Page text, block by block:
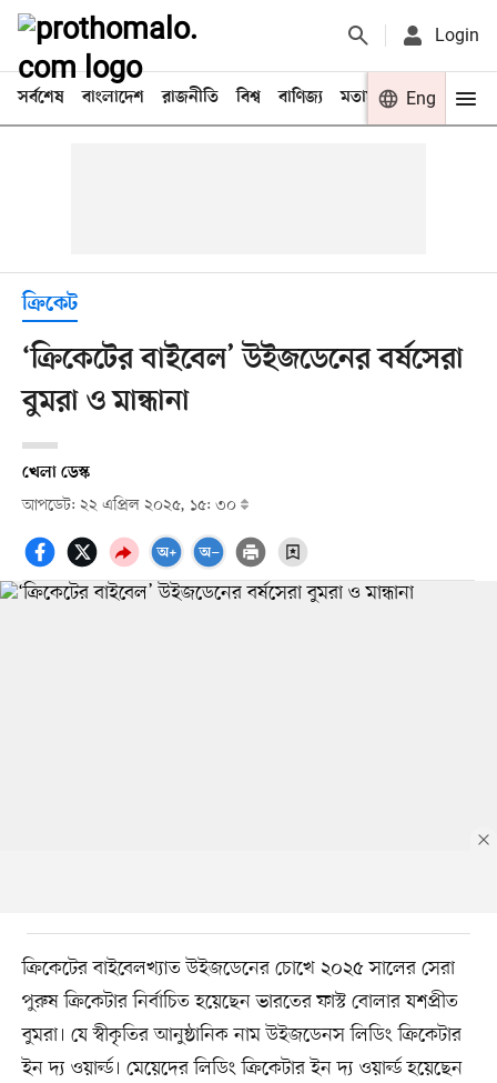
Login
সর্বশেষ বাংলাদেশ রাজনীতি বিশ্ব বাণিজ্য মতামত খেলা
Eng
ক্রিকেট
‘ক্রিকেটের বাইবেল’ উইজডেনের বর্ষসেরা
বুমরা ও মান্ধানা
খেলা ডেস্ক
আপডেট: ২২ এপ্রিল ২০২৫, ১৫: ৩০
ক্রিকেটের বাইবেলখ্যাত উইজডেনের চোখে ২০২৫ সালের সেরা
পুরুষ ক্রিকেটার নির্বাচিত হয়েছেন ভারতের ফাস্ট বোলার যশপ্রীত
বুমরা। যে স্বীকৃতির আনুষ্ঠানিক নাম উইজডেনস লিডিং ক্রিকেটার
ইন দ্য ওয়ার্ল্ড। মেয়েদের লিডিং ক্রিকেটার ইন দ্য ওয়ার্ল্ড হয়েছেন